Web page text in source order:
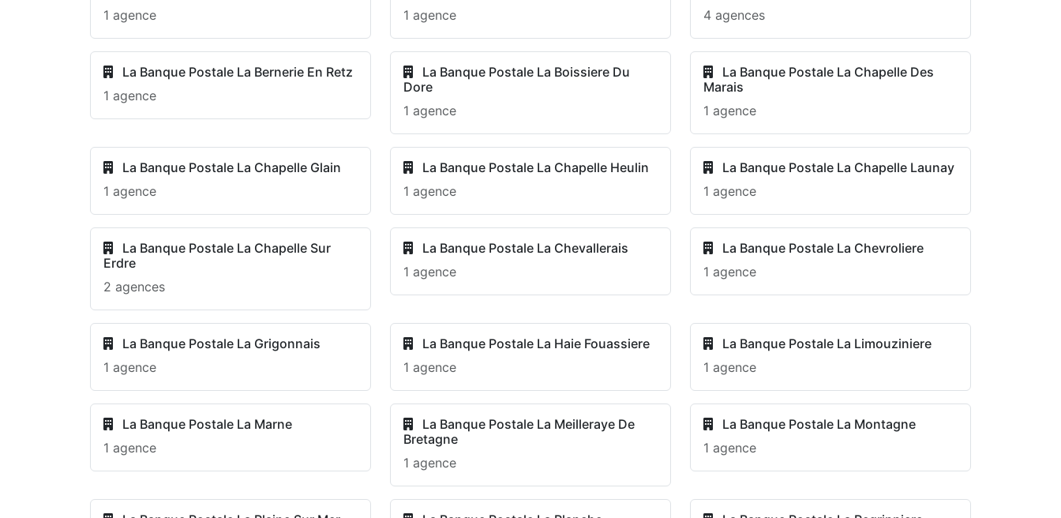
1 agence
1 agence
4 agences
La Banque Postale La Bernerie En Retz
1 agence
La Banque Postale La Boissiere Du
Dore
1 agence
La Banque Postale La Chapelle Des
Marais
1 agence
La Banque Postale La Chapelle Glain
1 agence
La Banque Postale La Chapelle Heulin
1 agence
La Banque Postale La Chapelle Launay
1 agence
La Banque Postale La Chapelle Sur
Erdre
2 agences
La Banque Postale La Chevallerais
1 agence
La Banque Postale La Chevroliere
1 agence
La Banque Postale La Grigonnais
1 agence
La Banque Postale La Haie Fouassiere
1 agence
La Banque Postale La Limouziniere
1 agence
La Banque Postale La Marne
1 agence
La Banque Postale La Meilleraye De
Bretagne
1 agence
La Banque Postale La Montagne
1 agence